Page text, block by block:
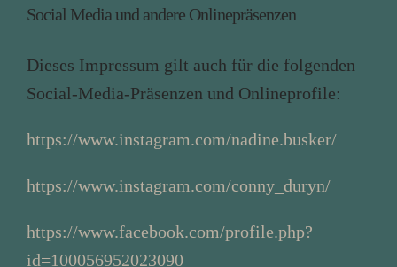
Social Media und andere Onlinepräsenzen
Dieses Impressum gilt auch für die folgenden
Social-Media-Präsenzen und Onlineprofile:
https://www.instagram.com/nadine.busker/
https://www.instagram.com/conny_duryn/
https://www.facebook.com/profile.php?
id=100056952023090